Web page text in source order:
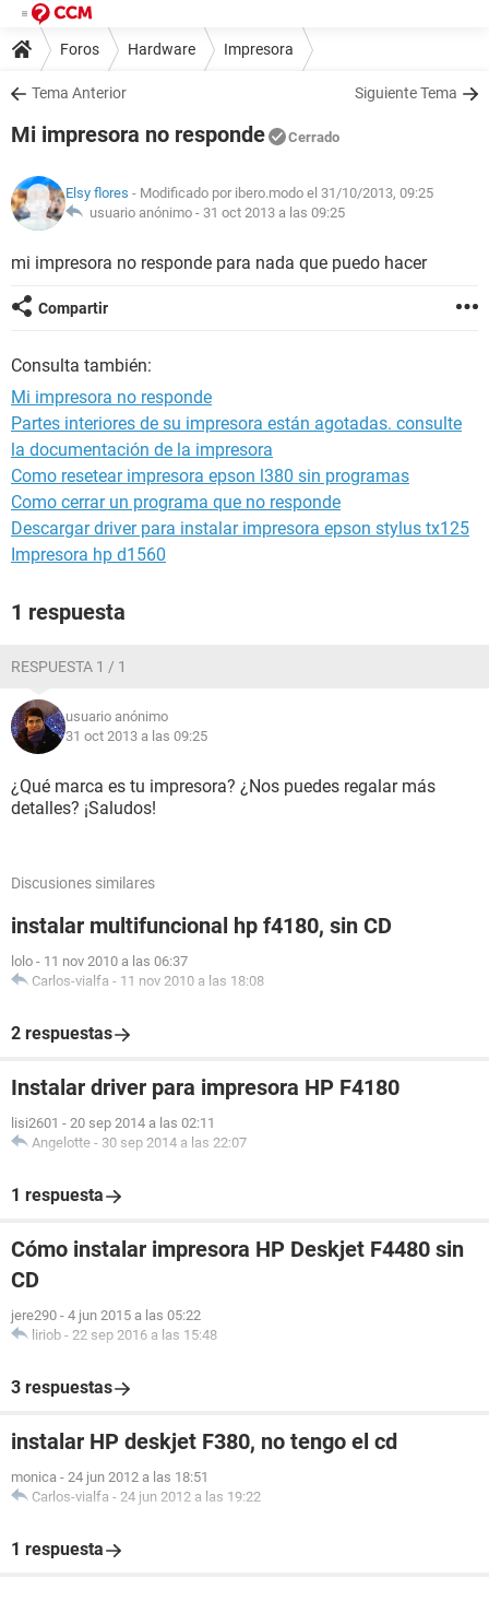
Foros Hardware Impresora
Tema Anterior Siguiente Tema
Mi impresora no responde Cerrado
Elsy flores - Modificado por ibero.modo el 31/10/2013, 09:25
usuario anónimo - 31 oct 2013 a las 09:25
mi impresora no responde para nada que puedo hacer
Compartir
Consulta también:
Mi impresora no responde
Partes interiores de su impresora están agotadas. consulte
la documentación de la impresora
Como resetear impresora epson l380 sin programas
Como cerrar un programa que no responde
Descargar driver para instalar impresora epson stylus tx125
Impresora hp d1560
1 respuesta
RESPUESTA 1 / 1
usuario anónimo
31 oct 2013 a las 09:25
¿Qué marca es tu impresora? ¿Nos puedes regalar más
detalles? ¡Saludos!
Discusiones similares
instalar multifuncional hp f4180, sin CD
lolo - 11 nov 2010 a las 06:37
Carlos-vialfa - 11 nov 2010 a las 18:08
2 respuestas
Instalar driver para impresora HP F4180
lisi2601 - 20 sep 2014 a las 02:11
Angelotte - 30 sep 2014 a las 22:07
1 respuesta
Cómo instalar impresora HP Deskjet F4480 sin
CD
jere290 - 4 jun 2015 a las 05:22
liriob - 22 sep 2016 a las 15:48
3 respuestas
instalar HP deskjet F380, no tengo el cd
monica - 24 jun 2012 a las 18:51
Carlos-vialfa - 24 jun 2012 a las 19:22
1 respuesta